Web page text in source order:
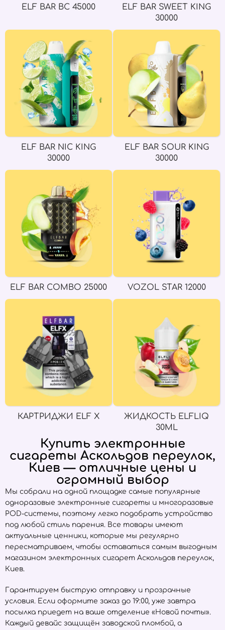
ELF BAR BC 45000
ELF BAR SWEET KING
30000
ELF BAR NIC KING
30000
ELF BAR SOUR KING
30000
ELF BAR COMBO 25000 VOZOL STAR 12000
КАРТРИДЖИ ELF X
ЖИДКОСТЬ ELFLIQ
30ML
Купить электронные
сигареты Аскольдов переулок,
Киев — отличные цены и
огромный выбор
Мы собрали на одной площадке самые популярные
одноразовые электронные сигареты и многоразовые
POD-системы, поэтому легко подобрать устройство
под любой стиль парения. Все товары имеют
актуальные ценники, которые мы регулярно
пересматриваем, чтобы оставаться самым выгодным
магазином электронных сигарет Аскольдов переулок,
Киев.
Гарантируем быструю отправку и прозрачные
условия. Если оформите заказ до 19:00, уже завтра
посылка приедет на ваше отделение «Новой почты».
Каждый девайс защищён заводской пломбой, а